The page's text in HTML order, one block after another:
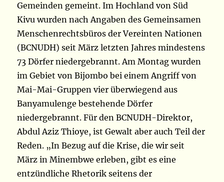
Gemeinden gemeint. Im Hochland von Süd
Kivu wurden nach Angaben des Gemeinsamen
Menschenrechtsbüros der Vereinten Nationen
(BCNUDH) seit März letzten Jahres mindestens
73 Dörfer niedergebrannt. Am Montag wurden
im Gebiet von Bijombo bei einem Angriff von
Mai-Mai-Gruppen vier überwiegend aus
Banyamulenge bestehende Dörfer
niedergebrannt. Für den BCNUDH-Direktor,
Abdul Aziz Thioye, ist Gewalt aber auch Teil der
Reden. „In Bezug auf die Krise, die wir seit
März in Minembwe erleben, gibt es eine
entzündliche Rhetorik seitens der